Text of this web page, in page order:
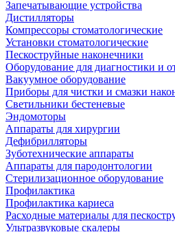
Запечатывающие устройства
Дистилляторы
Компрессоры стоматологические
Установки стоматологические
Пескоструйные наконечники
Оборудование для диагностики и
Вакуумное оборудование
Приборы для чистки и смазки
Светильники бестеневые
Эндомоторы
Аппараты для хирургии
Дефибрилляторы
Зуботехнические аппараты
Аппараты для пародонтологии
Стерилизационное оборудование
Профилактика
Профилактика кариеса
Расходные материалы для
Ультразвуковые скалеры